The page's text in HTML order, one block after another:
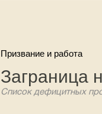
Призвание и работа
Заграница
Список дефицитных